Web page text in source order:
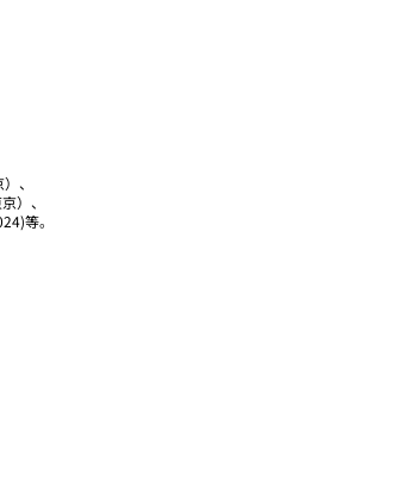
、
）、
等。